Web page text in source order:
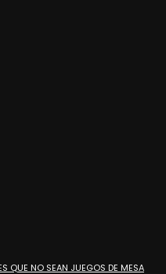
QUE NO SEAN JUEGOS DE MESA